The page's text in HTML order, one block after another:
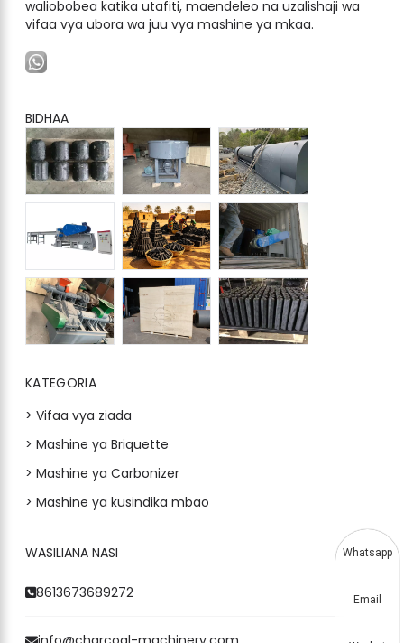
waliobobea katika utafiti, maendeleo na uzalishaji wa
vifaa vya ubora wa juu vya mashine ya mkaa.
BIDHAA
KATEGORIA
> Vifaa vya ziada
> Mashine ya Briquette
> Mashine ya Carbonizer
> Mashine ya kusindika mbao
WASILIANA NASI
8613673689272
Whatsapp
Email